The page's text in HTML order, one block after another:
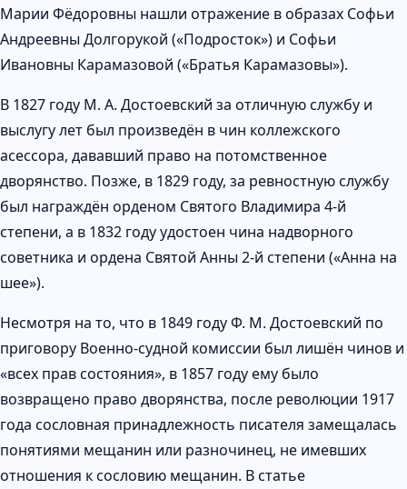
Марии Фёдоровны нашли отражение в образах Софьи
Андреевны Долгорукой («Подросток») и Софьи
Ивановны Карамазовой («Братья Карамазовы»).
В 1827 году М. А. Достоевский за отличную службу и
выслугу лет был произведён в чин коллежского
асессора, дававший право на потомственное
дворянство. Позже, в 1829 году, за ревностную службу
был награждён орденом Святого Владимира 4-й
степени, а в 1832 году удостоен чина надворного
советника и ордена Святой Анны 2-й степени («Анна на
шее»).
Несмотря на то, что в 1849 году Ф. М. Достоевский по
приговору Военно-судной комиссии был лишён чинов и
«всех прав состояния», в 1857 году ему было
возвращено право дворянства, после революции 1917
года сословная принадлежность писателя замещалась
понятиями мещанин или разночинец, не имевших
отношения к сословию мещанин. В статье